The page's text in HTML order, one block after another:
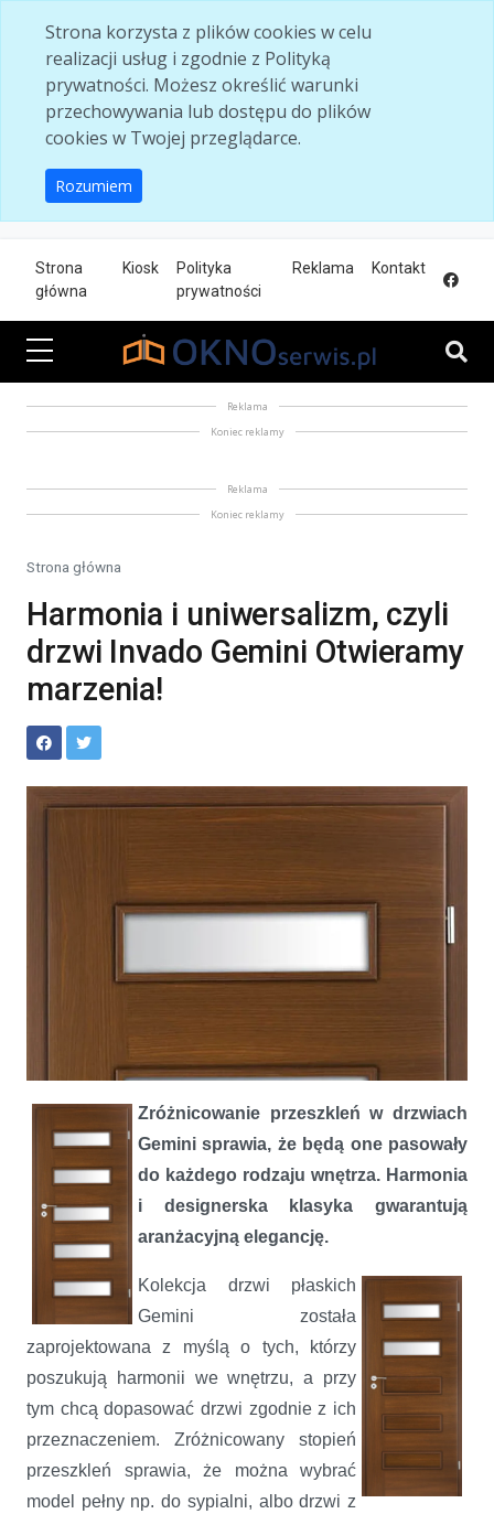
Strona korzysta z plików cookies w celu
realizacji usług i zgodnie z Polityką
prywatności. Możesz określić warunki
przechowywania lub dostępu do plików
cookies w Twojej przeglądarce.
Rozumiem
Strona
główna
Kiosk
Polityka
prywatności
Reklama Kontakt
Reklama
Koniec reklamy
Reklama
Koniec reklamy
Strona główna
Harmonia i uniwersalizm, czyli
drzwi Invado Gemini Otwieramy
marzenia!
Harmonia i uniwersalizm, czyli drzwi Invado Gemini Otwieramy
marzenia!
Zróżnicowanie przeszkleń w drzwiach
Gemini sprawia, że będą one pasowały
do każdego rodzaju wnętrza. Harmonia
i designerska klasyka gwarantują
aranżacyjną elegancję.
Kolekcja drzwi płaskich
Gemini została
zaprojektowana z myślą o tych, którzy
poszukują harmonii we wnętrzu, a przy
tym chcą dopasować drzwi zgodnie z ich
przeznaczeniem. Zróżnicowany stopień
przeszkleń sprawia, że można wybrać
model pełny np. do sypialni, albo drzwi z